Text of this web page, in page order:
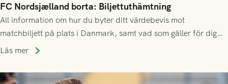
FC Nordsjælland borta: Biljettuthämtning
All information om hur du byter ditt värdebevis mot
matchbiljett på plats i Danmark, samt vad som gäller för dig
som står på reservlista eller fått förhinder.
Läs mer